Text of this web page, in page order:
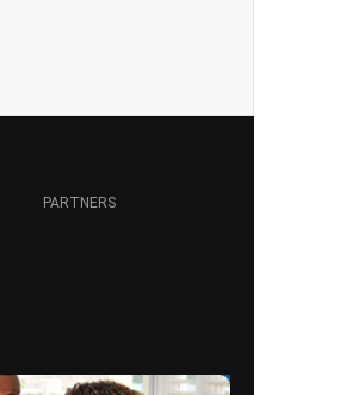
PARTNERS